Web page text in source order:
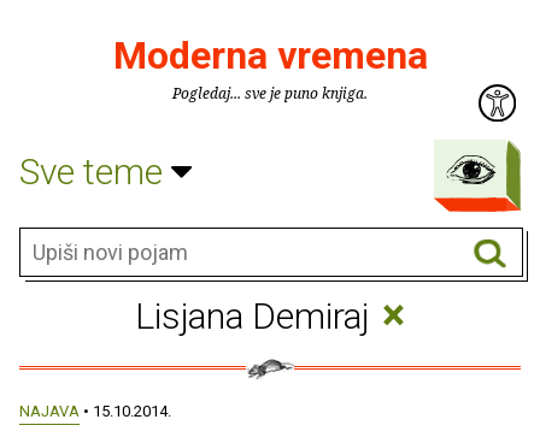
Moderna vremena
Pogledaj... sve je puno knjiga.
Sve teme
Lisjana Demiraj ×
NAJAVA • 15.10.2014.